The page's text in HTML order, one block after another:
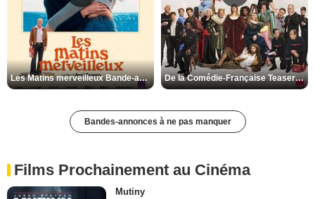
Les Matins merveilleux Bande-annonce VF De la Comédie-Française Teaser VF
Bandes-annonces à ne pas manquer
Films Prochainement au Cinéma
Mutiny